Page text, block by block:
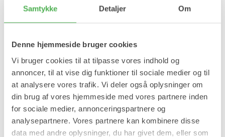
Samtykke Detaljer Om
Denne hjemmeside bruger cookies
Vi bruger cookies til at tilpasse vores indhold og
annoncer, til at vise dig funktioner til sociale medier og til
at analysere vores trafik. Vi deler også oplysninger om
din brug af vores hjemmeside med vores partnere inden
for sociale medier, annonceringspartnere og
analysepartnere. Vores partnere kan kombinere disse
data med andre oplysninger, du har givet dem, eller som